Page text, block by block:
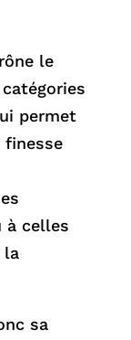
le
permet
finesse
à celles
la
sa